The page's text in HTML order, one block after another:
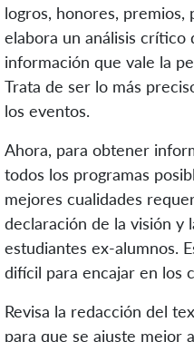
logros, honores, premios,
elabora un análisis crítico
información que vale la
Trata de ser lo más
los eventos.
Ahora, para obtener
todos los programas
mejores cualidades
declaración de la visión y
estudiantes ex-alumnos.
difícil para encajar en los
Revisa la redacción del
para que se ajuste mejor